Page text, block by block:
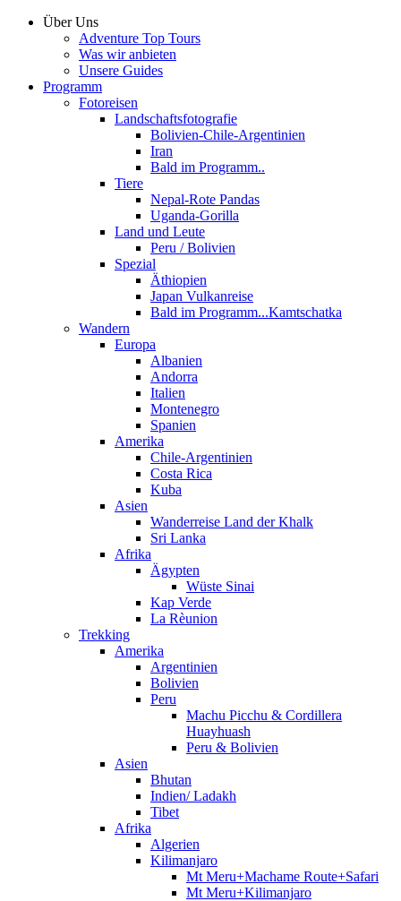
Über Uns
Adventure Top Tours
Was wir anbieten
Unsere Guides
Programm
Fotoreisen
Landschaftsfotografie
Bolivien-Chile-Argentinien
Iran
Bald im Programm..
Tiere
Nepal-Rote Pandas
Uganda-Gorilla
Land und Leute
Peru / Bolivien
Spezial
Äthiopien
Japan Vulkanreise
Bald im Programm...Kamtschatka
Wandern
Europa
Albanien
Andorra
Italien
Montenegro
Spanien
Amerika
Chile-Argentinien
Costa Rica
Kuba
Asien
Wanderreise Land der Khalk
Sri Lanka
Afrika
Ägypten
Wüste Sinai
Kap Verde
La Rèunion
Trekking
Amerika
Argentinien
Bolivien
Peru
Machu Picchu & Cordillera
Huayhuash
Peru & Bolivien
Asien
Bhutan
Indien/ Ladakh
Tibet
Afrika
Algerien
Kilimanjaro
Mt Meru+Machame Route+Safari
Mt Meru+Kilimanjaro